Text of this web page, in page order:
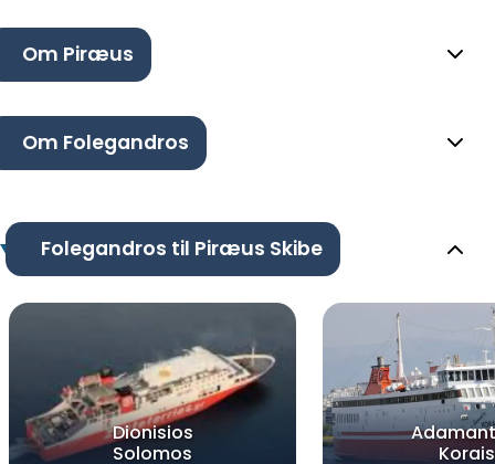
Om Piræus
Om Folegandros
Folegandros til Piræus Skibe
Dionisios
Solomos
Korais